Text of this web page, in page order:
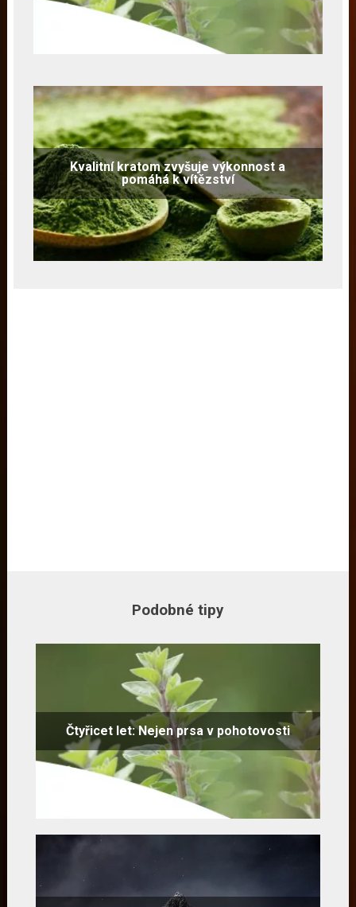
Kvalitní kratom zvyšuje výkonnost a
pomáhá k vítězství
Podobné tipy
Čtyřicet let: Nejen prsa v pohotovosti